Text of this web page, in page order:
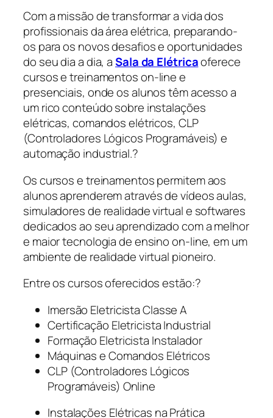
Com a missão de transformar a vida dos
profissionais da área elétrica, preparando-
os para os novos desafios e oportunidades
do seu dia a dia, aSala da Elétricaoferece
cursos e treinamentoson-linee
presenciais, onde os alunos têm acesso a
um rico conteúdo sobre instalações
elétricas, comandos elétricos, CLP
(Controladores Lógicos Programáveis) e
automação industrial.?
Os cursos e treinamentos permitem aos
alunos aprenderem através de vídeos aulas,
simuladores de realidade virtual e softwares
dedicados ao seu aprendizado com a melhor
e maior tecnologia de ensinoon-line, em um
ambiente de realidade virtual pioneiro.
Entre os cursos oferecidos estão:?
Imersão Eletricista Classe A
Certificação Eletricista Industrial
Formação Eletricista Instalador
Máquinas e Comandos Elétricos
CLP (Controladores Lógicos
Programáveis) Online
Instalações Elétricas na Prática